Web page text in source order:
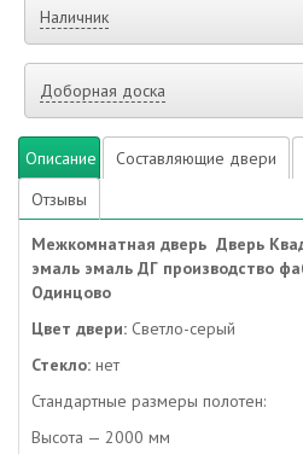
Наличник
Доборная доска
Описание Составляющие двери
Отзывы
Межкомнатная дверь Дверь
эмаль эмаль ДГ производство
Одинцово
Цвет двери: Светло-серый
Стекло: нет
Стандартные размеры полотен:
Высота — 2000 мм